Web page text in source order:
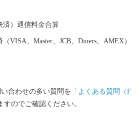
済）通信料金合算
VISA、Master、JCB、Diners、AMEX）
合わせの多い質問を 「よくある質問（F
すのでご確認ください。